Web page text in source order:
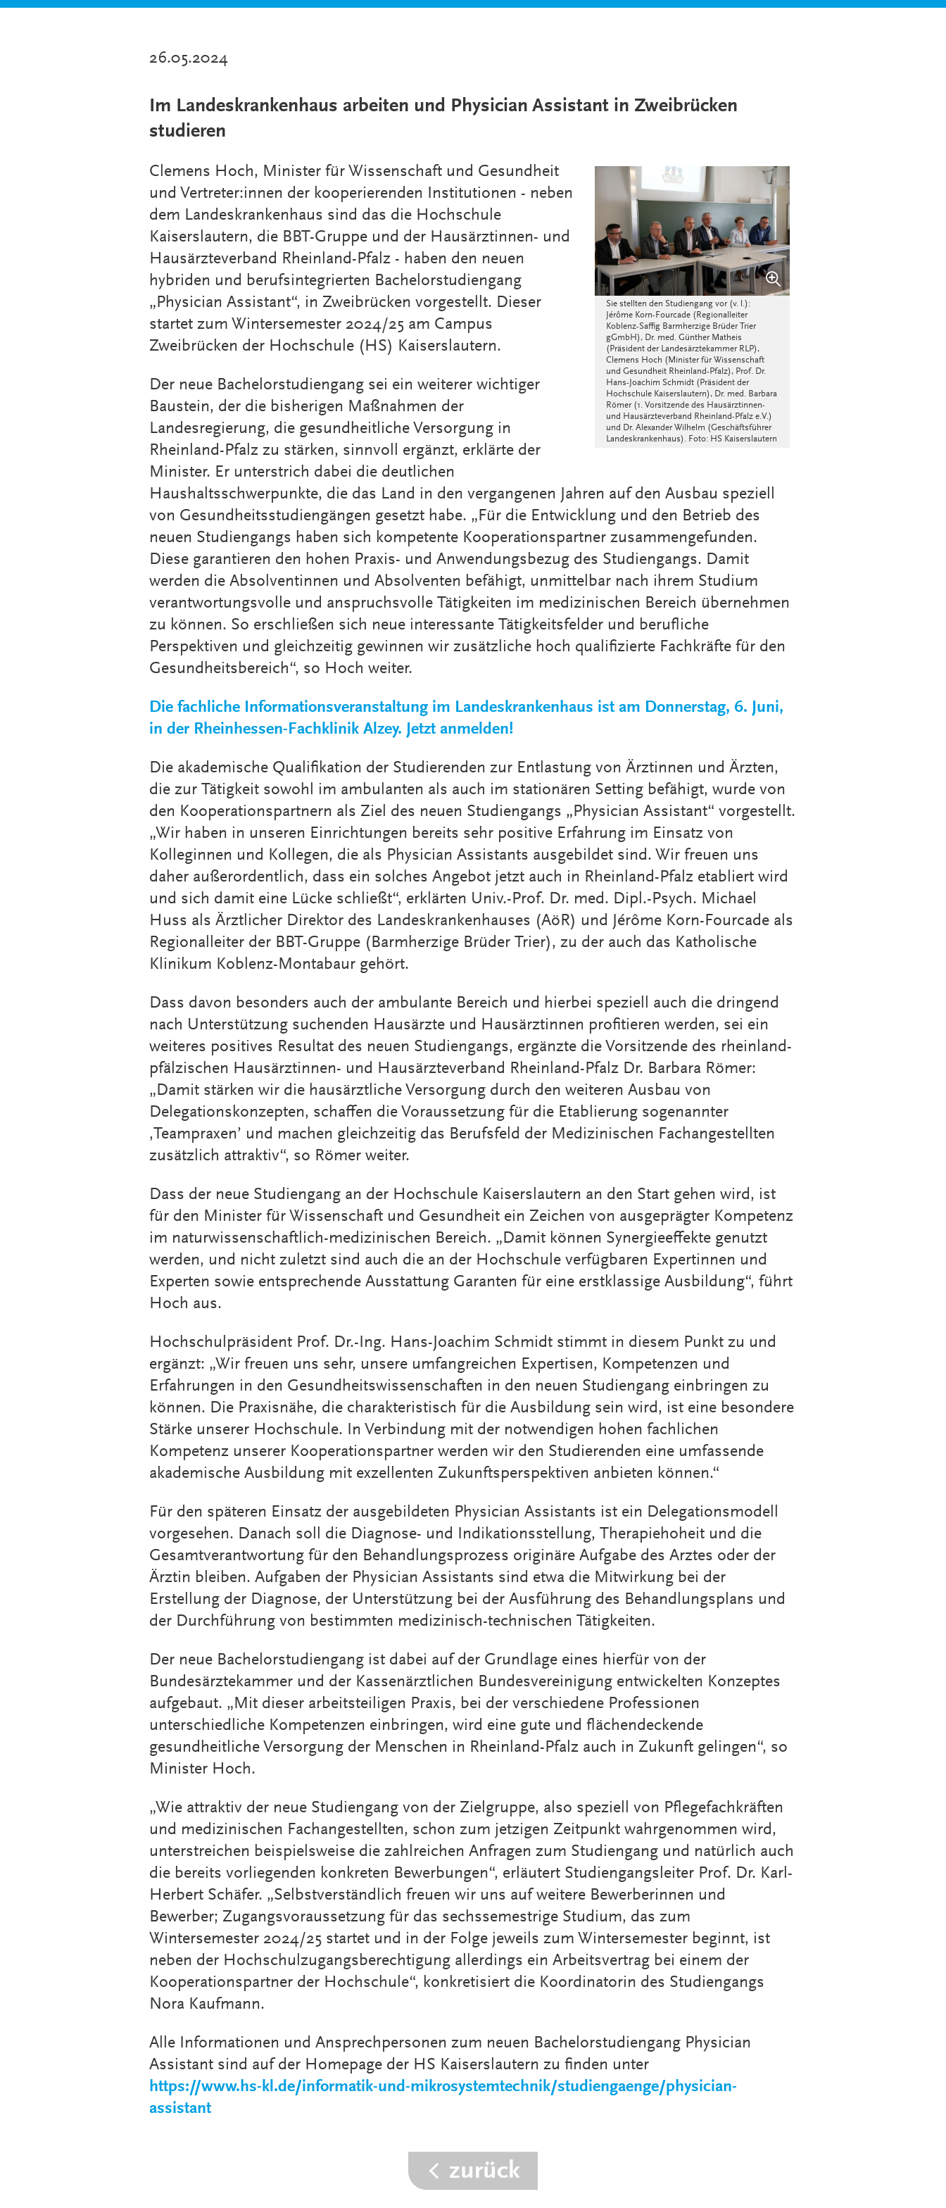
26.05.2024
Im Landeskrankenhaus arbeiten und Physician Assistant in Zweibrücken
studieren
Sie stellten den Studiengang vor (v. l.):
Jérôme Korn-Fourcade (Regionalleiter
Koblenz-Saffig Barmherzige Brüder Trier
gGmbH), Dr. med. Günther Matheis
(Präsident der Landesärztekammer RLP),
Clemens Hoch (Minister für Wissenschaft
und Gesundheit Rheinland-Pfalz), Prof. Dr.
Hans-Joachim Schmidt (Präsident der
Hochschule Kaiserslautern), Dr. med. Barbara
Römer (1. Vorsitzende des Hausärztinnen-
und Hausärzteverband Rheinland-Pfalz e.V.)
und Dr. Alexander Wilhelm (Geschäftsführer
Landeskrankenhaus). Foto: HS Kaiserslautern
Clemens Hoch, Minister für Wissenschaft und Gesundheit
und Vertreter:innen der kooperierenden Institutionen - neben
dem Landeskrankenhaus sind das die Hochschule
Kaiserslautern, die BBT-Gruppe und der Hausärztinnen- und
Hausärzteverband Rheinland-Pfalz - haben den neuen
hybriden und berufsintegrierten Bachelorstudiengang
„Physician Assistant“, in Zweibrücken vorgestellt. Dieser
startet zum Wintersemester 2024/25 am Campus
Zweibrücken der Hochschule (HS) Kaiserslautern.
Der neue Bachelorstudiengang sei ein weiterer wichtiger
Baustein, der die bisherigen Maßnahmen der
Landesregierung, die gesundheitliche Versorgung in
Rheinland-Pfalz zu stärken, sinnvoll ergänzt, erklärte der
Minister. Er unterstrich dabei die deutlichen
Haushaltsschwerpunkte, die das Land in den vergangenen Jahren auf den Ausbau speziell
von Gesundheitsstudiengängen gesetzt habe. „Für die Entwicklung und den Betrieb des
neuen Studiengangs haben sich kompetente Kooperationspartner zusammengefunden.
Diese garantieren den hohen Praxis- und Anwendungsbezug des Studiengangs. Damit
werden die Absolventinnen und Absolventen befähigt, unmittelbar nach ihrem Studium
verantwortungsvolle und anspruchsvolle Tätigkeiten im medizinischen Bereich übernehmen
zu können. So erschließen sich neue interessante Tätigkeitsfelder und berufliche
Perspektiven und gleichzeitig gewinnen wir zusätzliche hoch qualifizierte Fachkräfte für den
Gesundheitsbereich“, so Hoch weiter.
Die fachliche Informationsveranstaltung im Landeskrankenhaus ist am Donnerstag, 6. Juni,
in der Rheinhessen-Fachklinik Alzey. Jetzt anmelden!
Die akademische Qualifikation der Studierenden zur Entlastung von Ärztinnen und Ärzten,
die zur Tätigkeit sowohl im ambulanten als auch im stationären Setting befähigt, wurde von
den Kooperationspartnern als Ziel des neuen Studiengangs „Physician Assistant“ vorgestellt.
„Wir haben in unseren Einrichtungen bereits sehr positive Erfahrung im Einsatz von
Kolleginnen und Kollegen, die als Physician Assistants ausgebildet sind. Wir freuen uns
daher außerordentlich, dass ein solches Angebot jetzt auch in Rheinland-Pfalz etabliert wird
und sich damit eine Lücke schließt“, erklärten Univ.-Prof. Dr. med. Dipl.-Psych. Michael
Huss als Ärztlicher Direktor des Landeskrankenhauses (AöR) und Jérôme Korn-Fourcade als
Regionalleiter der BBT-Gruppe (Barmherzige Brüder Trier), zu der auch das Katholische
Klinikum Koblenz-Montabaur gehört.
Dass davon besonders auch der ambulante Bereich und hierbei speziell auch die dringend
nach Unterstützung suchenden Hausärzte und Hausärztinnen profitieren werden, sei ein
weiteres positives Resultat des neuen Studiengangs, ergänzte die Vorsitzende des rheinland-
pfälzischen Hausärztinnen- und Hausärzteverband Rheinland-Pfalz Dr. Barbara Römer:
„Damit stärken wir die hausärztliche Versorgung durch den weiteren Ausbau von
Delegationskonzepten, schaffen die Voraussetzung für die Etablierung sogenannter
,Teampraxen’ und machen gleichzeitig das Berufsfeld der Medizinischen Fachangestellten
zusätzlich attraktiv“, so Römer weiter.
Dass der neue Studiengang an der Hochschule Kaiserslautern an den Start gehen wird, ist
für den Minister für Wissenschaft und Gesundheit ein Zeichen von ausgeprägter Kompetenz
im naturwissenschaftlich-medizinischen Bereich. „Damit können Synergieeffekte genutzt
werden, und nicht zuletzt sind auch die an der Hochschule verfügbaren Expertinnen und
Experten sowie entsprechende Ausstattung Garanten für eine erstklassige Ausbildung“, führt
Hoch aus.
Hochschulpräsident Prof. Dr.-Ing. Hans-Joachim Schmidt stimmt in diesem Punkt zu und
ergänzt: „Wir freuen uns sehr, unsere umfangreichen Expertisen, Kompetenzen und
Erfahrungen in den Gesundheitswissenschaften in den neuen Studiengang einbringen zu
können. Die Praxisnähe, die charakteristisch für die Ausbildung sein wird, ist eine besondere
Stärke unserer Hochschule. In Verbindung mit der notwendigen hohen fachlichen
Kompetenz unserer Kooperationspartner werden wir den Studierenden eine umfassende
akademische Ausbildung mit exzellenten Zukunftsperspektiven anbieten können.“
Für den späteren Einsatz der ausgebildeten Physician Assistants ist ein Delegationsmodell
vorgesehen. Danach soll die Diagnose- und Indikationsstellung, Therapiehoheit und die
Gesamtverantwortung für den Behandlungsprozess originäre Aufgabe des Arztes oder der
Ärztin bleiben. Aufgaben der Physician Assistants sind etwa die Mitwirkung bei der
Erstellung der Diagnose, der Unterstützung bei der Ausführung des Behandlungsplans und
der Durchführung von bestimmten medizinisch-technischen Tätigkeiten.
Der neue Bachelorstudiengang ist dabei auf der Grundlage eines hierfür von der
Bundesärztekammer und der Kassenärztlichen Bundesvereinigung entwickelten Konzeptes
aufgebaut. „Mit dieser arbeitsteiligen Praxis, bei der verschiedene Professionen
unterschiedliche Kompetenzen einbringen, wird eine gute und flächendeckende
gesundheitliche Versorgung der Menschen in Rheinland-Pfalz auch in Zukunft gelingen“, so
Minister Hoch.
„Wie attraktiv der neue Studiengang von der Zielgruppe, also speziell von Pflegefachkräften
und medizinischen Fachangestellten, schon zum jetzigen Zeitpunkt wahrgenommen wird,
unterstreichen beispielsweise die zahlreichen Anfragen zum Studiengang und natürlich auch
die bereits vorliegenden konkreten Bewerbungen“, erläutert Studiengangsleiter Prof. Dr. Karl-
Herbert Schäfer. „Selbstverständlich freuen wir uns auf weitere Bewerberinnen und
Bewerber; Zugangsvoraussetzung für das sechssemestrige Studium, das zum
Wintersemester 2024/25 startet und in der Folge jeweils zum Wintersemester beginnt, ist
neben der Hochschulzugangsberechtigung allerdings ein Arbeitsvertrag bei einem der
Kooperationspartner der Hochschule“, konkretisiert die Koordinatorin des Studiengangs
Nora Kaufmann.
Alle Informationen und Ansprechpersonen zum neuen Bachelorstudiengang Physician
Assistant sind auf der Homepage der HS Kaiserslautern zu finden unter
https://www.hs-kl.de/informatik-und-mikrosystemtechnik/studiengaenge/physician-
assistant
zurück